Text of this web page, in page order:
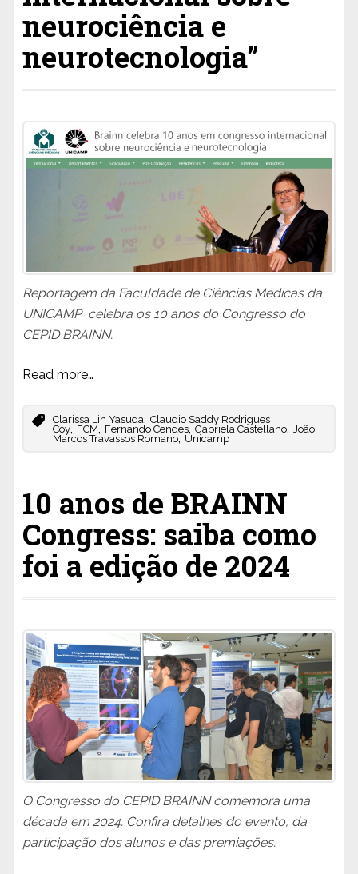
neurociência e
neurotecnologia”
Reportagem da Faculdade de Ciências Médicas da
UNICAMP celebra os 10 anos do Congresso do
CEPID BRAINN.
Read more…
Clarissa Lin Yasuda Claudio Saddy Rodrigues
Coy, FCM, Fernando Cendes, Gabriela Castellano,
João
Marcos Travassos Romano, Unicamp
10 anos de BRAINN
Congress: saiba como
foi a edição de 2024
O Congresso do CEPID BRAINN comemora uma
década em 2024. Confira detalhes do evento, da
participação dos alunos e das premiações.